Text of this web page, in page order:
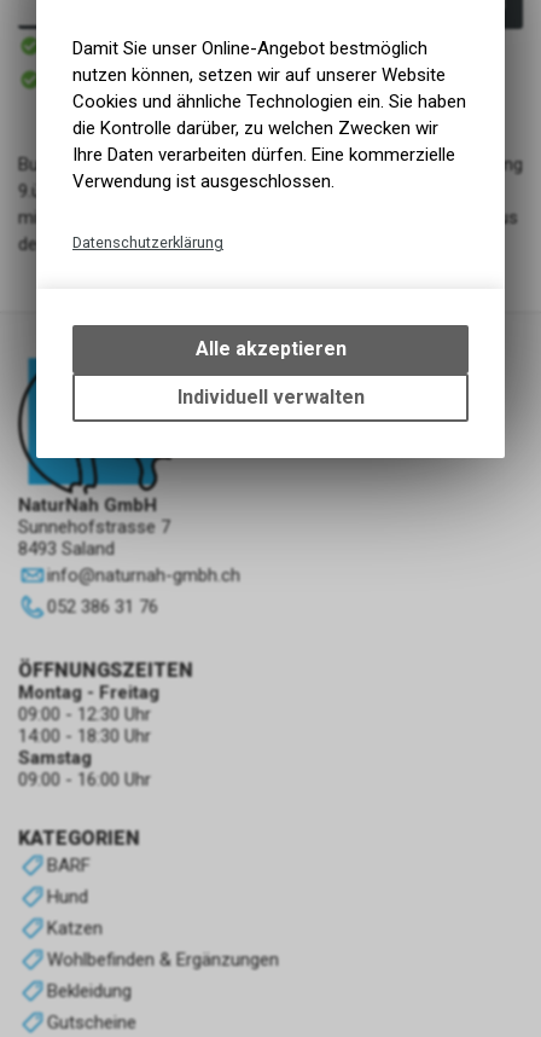
Sofort verfügbar
Versand
Sofort abholbar
Abholung NaturNah GmbH
Buch Dr.med.Jutta Mauermann Frequenztherapie und Entgiftung
9.überarbeitete Auflage
mit neuen Frequenz-Chips und begleitenden Empfehlungen aus
der Naturheilkunde
NaturNah GmbH
Sunnehofstrasse 7
8493 Saland
info@naturnah-gmbh.ch
052 386 31 76
KATEGORIEN
BARF
Hund
Katzen
Wohlbefinden & Ergänzungen
Bekleidung
Gutscheine
ÖFFNUNGSZEITEN
Montag - Freitag
09:00 - 12:30 Uhr
14:00 - 18:30 Uhr
Samstag
09:00 - 16:00 Uhr
Damit Sie unser Online-Angebot bestmöglich
nutzen können, setzen wir auf unserer Website
Cookies und ähnliche Technologien ein. Sie haben
die Kontrolle darüber, zu welchen Zwecken wir
Ihre Daten verarbeiten dürfen. Eine kommerzielle
Verwendung ist ausgeschlossen.
Datenschutzerklärung
bestimmte Interaktionen und
Einstellungen auf Ihrem Gerät,
um die grundlegenden
Funktionen unseres Online-
persönlichen Informationen
Alle akzeptieren
Individuell verwalten